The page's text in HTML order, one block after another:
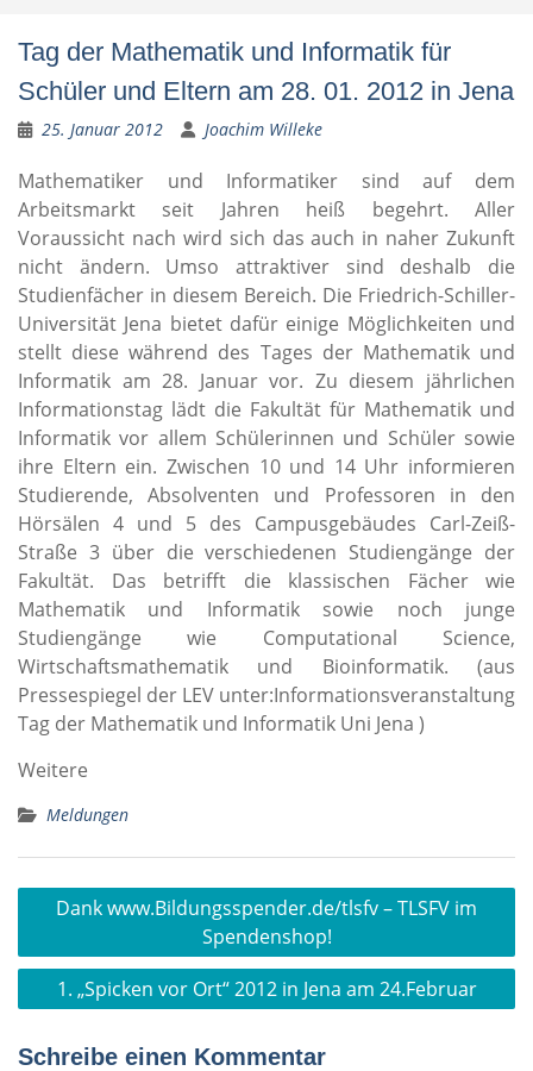
Tag der Mathematik und Informatik für
Schüler und Eltern am 28. 01. 2012 in Jena
25. Januar 2012 Joachim Willeke
Mathematiker und Informatiker sind auf dem
Arbeitsmarkt seit Jahren heiß begehrt. Aller
Voraussicht nach wird sich das auch in naher Zukunft
nicht ändern. Umso attraktiver sind deshalb die
Studienfächer in diesem Bereich. Die Friedrich-Schiller-
Universität Jena bietet dafür einige Möglichkeiten und
stellt diese während des Tages der Mathematik und
Informatik am 28. Januar vor. Zu diesem jährlichen
Informationstag lädt die Fakultät für Mathematik und
Informatik vor allem Schülerinnen und Schüler sowie
ihre Eltern ein. Zwischen 10 und 14 Uhr informieren
Studierende, Absolventen und Professoren in den
Hörsälen 4 und 5 des Campusgebäudes Carl-Zeiß-
Straße 3 über die verschiedenen Studiengänge der
Fakultät. Das betrifft die klassischen Fächer wie
Mathematik und Informatik sowie noch junge
Studiengänge wie Computational Science,
Wirtschaftsmathematik und Bioinformatik. (aus
Pressespiegel der LEV unter:Informationsveranstaltung
Tag der Mathematik und Informatik Uni Jena )
Weitere
Meldungen
Beitragsnavigation
Dank www.Bildungsspender.de/tlsfv – TLSFV im
Spendenshop!
1. „Spicken vor Ort“ 2012 in Jena am 24.Februar
Schreibe einen Kommentar